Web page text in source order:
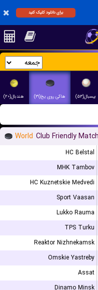
برای دانلود کلیک کنید
بیسبال(۵۳) هاکی روی یخ(۳۱) هندبال(۲۰)
World Club Friendly
HC Belstal
MHK Tambov
HC Kuznetskie Medvedi
Sport Vaasan
Lukko Rauma
TPS Turku
Reaktor Nizhnekamsk
Omskie Yastreby
Assat
Dinamo Minsk